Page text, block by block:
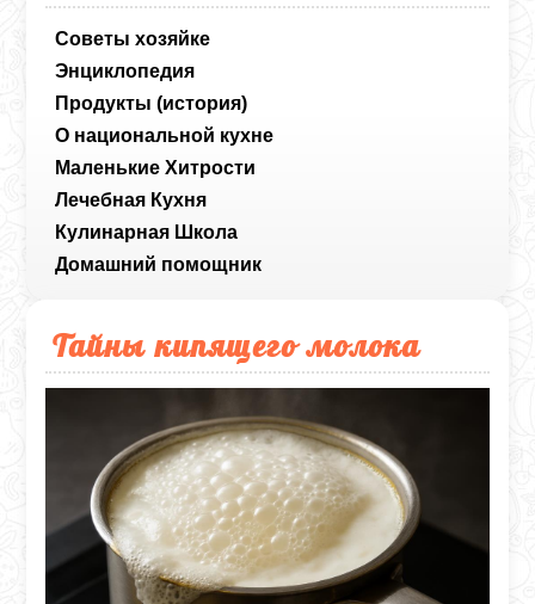
Советы хозяйке
Энциклопедия
Продукты (история)
О национальной кухне
Маленькие Хитрости
Лечебная Кухня
Кулинарная Школа
Домашний помощник
Тайны кипящего молока